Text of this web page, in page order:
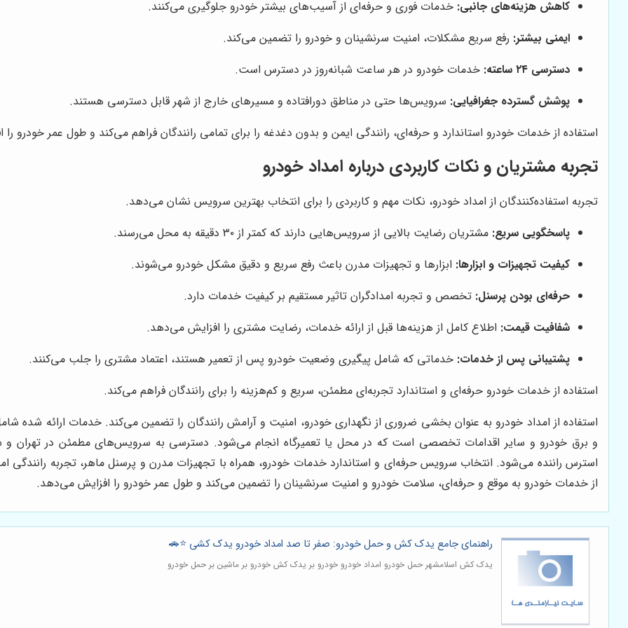
کاهش هزینه‌های جانبی: خدمات فوری و حرفه‌ای از آسیب‌های بیشتر خودرو جلوگیری می‌کنند.
ایمنی بیشتر: رفع سریع مشکلات، امنیت سرنشینان و خودرو را تضمین می‌کند.
دسترسی ۲۴ ساعته:
خدمات خودرو در هر ساعت شبانه‌روز در دسترس است.
پوشش گسترده جغرافیایی: سرویس‌ها حتی در مناطق دورافتاده و مسیرهای خارج از شهر قابل دسترسی هستند.
استفاده از خدمات خودرو استاندارد و حرفه‌ای، رانندگی ایمن و بدون دغدغه را برای تمامی رانندگان فراهم می‌کند و طول عمر خودرو
تجربه مشتریان و نکات کاربردی درباره امداد خودرو
تجربه استفاده‌کنندگان از امداد خودرو، نکات مهم و کاربردی را برای انتخاب بهترین سرویس نشان می‌دهد.
پاسخگویی سریع: مشتریان رضایت بالایی از سرویس‌هایی دارند که کمتر از ۳۰ دقیقه به محل می‌رسند.
کیفیت تجهیزات و ابزارها: ابزارها و تجهیزات مدرن باعث رفع سریع و دقیق مشکل خودرو می‌شوند.
حرفه‌ای بودن پرسنل: تخصص و تجربه امدادگران تاثیر مستقیم بر کیفیت خدمات دارد.
شفافیت قیمت: اطلاع کامل از هزینه‌ها قبل از ارائه خدمات، رضایت مشتری را افزایش می‌دهد.
پشتیبانی پس از خدمات: خدماتی که شامل پیگیری وضعیت خودرو پس از تعمیر هستند، اعتماد مشتری را جلب می‌کنند.
استفاده از خدمات خودرو حرفه‌ای و استاندارد تجربه‌ای مطمئن، سریع و کم‌هزینه را برای رانندگان فراهم می‌کند.
استفاده از امداد خودرو به عنوان بخشی ضروری از نگهداری خودرو، امنیت و آرامش رانندگان را تضمین می‌کند. خدمات ارائه شده
و برق خودرو و سایر اقدامات تخصصی است که در محل یا تعمیرگاه انجام می‌شود. دسترسی به سرویس‌های مطمئن در تهران و
استرس راننده می‌شود. انتخاب سرویس حرفه‌ای و استاندارد خدمات خودرو، همراه با تجهیزات مدرن و پرسنل ماهر، تجربه رانندگی
از خدمات خودرو به موقع و حرفه‌ای، سلامت خودرو و امنیت سرنشینان را تضمین می‌کند و طول عمر خودرو را افزایش می‌دهد.
راهنمای جامع یدک کش و حمل خودرو: صفر تا صد امداد خودرو یدک کشی ⭐️🚗
یدک کش اسلامشهر حمل خودرو امداد خودرو خودرو بر یدک کش خودرو بر ماشین بر حمل خودرو